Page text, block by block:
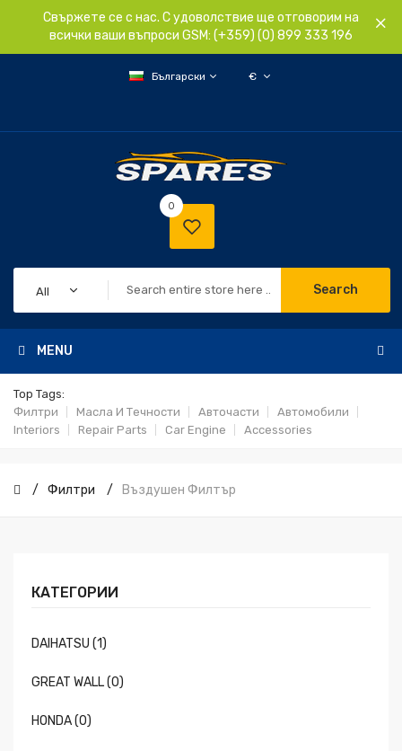
Свържете се с нас. С удоволствие ще отговорим на
всички ваши въпроси GSM: (+359) (0) 899 333 196
Български €
0
All Search
MENU
Top Tags:
Филтри
Масла И Течности Авточасти
Автомобили
Interiors
Repair Parts Car Engine Accessories
Филтри Въздушен Филтър
КАТЕГОРИИ
DAIHATSU (1)
GREAT WALL (0)
HONDA (0)